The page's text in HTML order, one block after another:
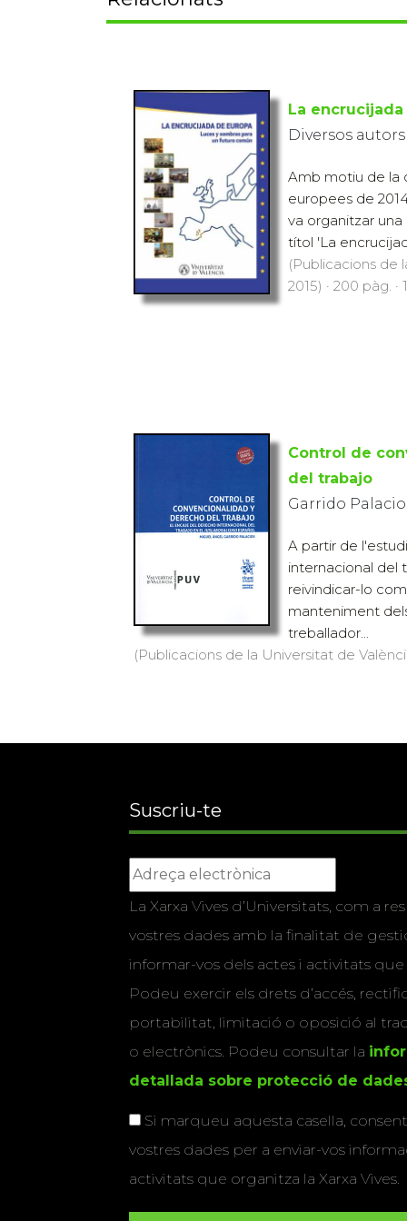
La encrucijada
Diversos autors
Amb motiu de la
europees de
va organitzar
títol 'La
(Publicacions de
2015) · 200 pàg. ·
Control de
del trabajo
Garrido
A partir de
internacional del
reivindicar-lo
manteniment
treballador...
(Publicacions de la Universitat de
Suscriu-te
La Xarxa Vives d’Universitats, com a
vostres dades amb la finalitat de
informar-vos dels actes i activitats que
Podeu exercir els drets d’accés,
portabilitat, limitació o oposició al
o electrònics. Podeu consultar la
detallada sobre protecció de
Si marqueu aquesta casella,
vostres dades per a enviar-vos
activitats que organitza la Xarxa Vives.